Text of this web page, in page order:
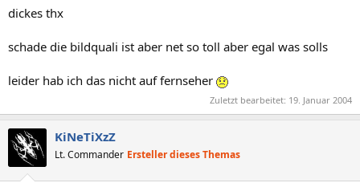
dickes thx
schade die bildquali ist aber net so toll aber egal was solls
leider hab ich das nicht auf fernseher
Zuletzt bearbeitet: 19. Januar 2004
KiNeTiXzZ
Lt. Commander Ersteller dieses Themas